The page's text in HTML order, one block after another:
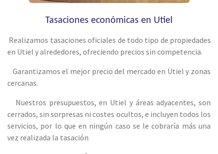
Tasaciones económicas en Utiel
Realizamos tasaciones oficiales de todo tipo de propiedades
en Utiel y alrededores, ofreciendo precios sin competencia.
Garantizamos el mejor precio del mercado en Utiel y zonas
cercanas.
Nuestros presupuestos, en Utiel y áreas adyacentes, son
cerrados, sin sorpresas ni costes ocultos, e incluyen todos los
servicios, por lo que en ningún caso se le cobraría más una
vez realizada la tasación